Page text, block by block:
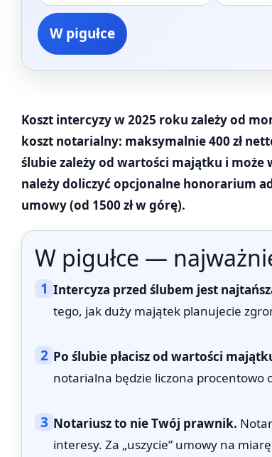
W pigułce
Koszt intercyzy w 2025 roku zależy od
koszt notarialny: maksymalnie 400 zł
ślubie zależy od wartości majątku i
należy doliczyć opcjonalne honorarium
umowy (od 1500 zł w górę).
W pigułce —
1 Intercyza przed ślubem jest
tego, jak duży majątek planujecie
2 Po ślubie płacisz od wartości
notarialna będzie liczona procentowo
3 Notariusz to nie Twój prawnik.
interesy. Za „uszycie” umowy na